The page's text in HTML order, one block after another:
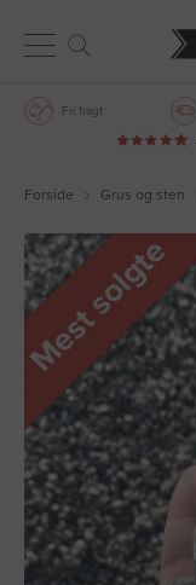
Fri fragt
Forside Grus og sten